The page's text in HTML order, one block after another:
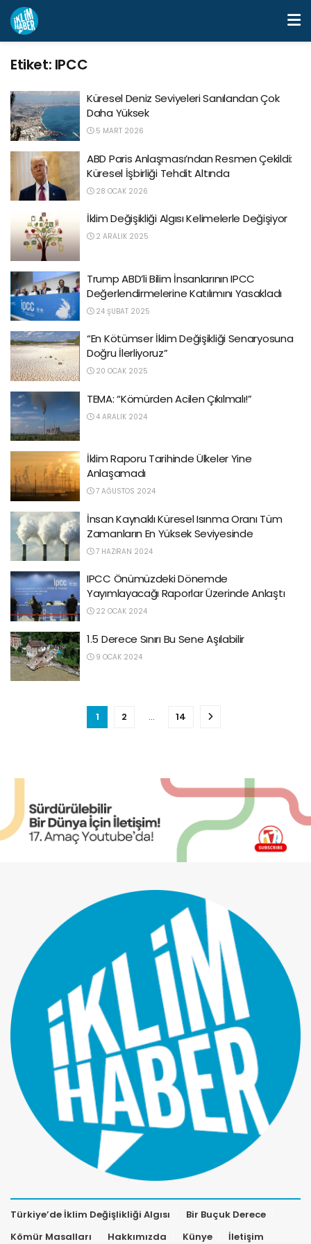
Etiket: IPCC
Küresel Deniz Seviyeleri Sanılandan Çok
Daha Yüksek
5 MART 2026
ABD Paris Anlaşması’ndan Resmen Çekildi:
Küresel İşbirliği Tehdit Altında
28 OCAK 2026
İklim Değişikliği Algısı Kelimelerle Değişiyor
2 ARALIK 2025
Trump ABD’li Bilim İnsanlarının IPCC
Değerlendirmelerine Katılımını Yasakladı
24 ŞUBAT 2025
“En Kötümser İklim Değişikliği Senaryosuna
Doğru İlerliyoruz”
20 OCAK 2025
TEMA: “Kömürden Acilen Çıkılmalı!”
4 ARALIK 2024
İklim Raporu Tarihinde Ülkeler Yine
Anlaşamadı
7 AĞUSTOS 2024
İnsan Kaynaklı Küresel Isınma Oranı Tüm
Zamanların En Yüksek Seviyesinde
7 HAZIRAN 2024
IPCC Önümüzdeki Dönemde
Yayımlayacağı Raporlar Üzerinde Anlaştı
22 OCAK 2024
1.5 Derece Sınırı Bu Sene Aşılabilir
9 OCAK 2024
1 2 … 14
Türkiye’de İklim Değişlikliği Algısı
Bir Buçuk Derece
Kömür Masalları
Hakkımızda Künye İletişim